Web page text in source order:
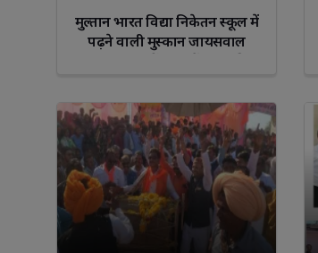
दुष्कर्म के बाद
मुल्तान भारत विद्या निकेतन स्कूल में
पढ़ने वाली मुस्कान जायसवाल